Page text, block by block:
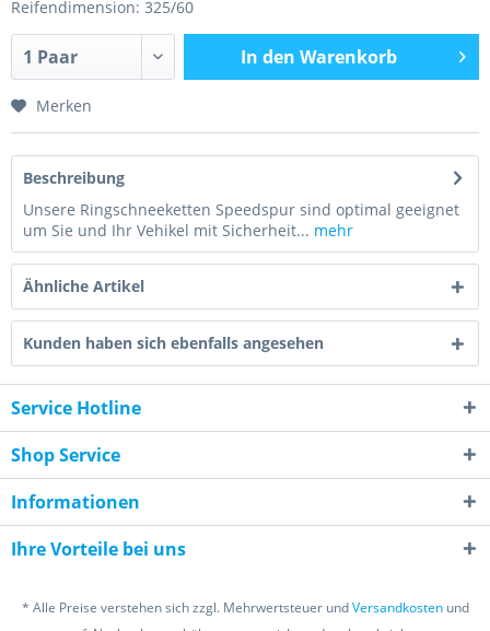
Reifendimension: 325/60
In den Warenkorb
Merken
Beschreibung
Unsere Ringschneeketten Speedspur sind optimal geeignet
um Sie und Ihr Vehikel mit Sicherheit... mehr
Ähnliche Artikel
Kunden haben sich ebenfalls angesehen
Service Hotline
Shop Service
Informationen
Ihre Vorteile bei uns
* Alle Preise verstehen sich zzgl. Mehrwertsteuer undVersandkostenund